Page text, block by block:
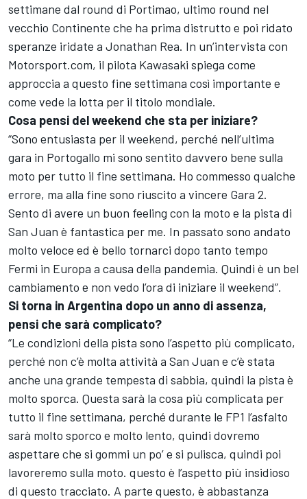
settimane dal round di Portimao, ultimo round nel
vecchio Continente che ha prima distrutto e poi ridato
speranze iridate a Jonathan Rea. In un’intervista con
Motorsport.com, il pilota Kawasaki spiega come
approccia a questo fine settimana così importante e
come vede la lotta per il titolo mondiale.
Cosa pensi del weekend che sta per iniziare?
“Sono entusiasta per il weekend, perché nell’ultima
gara in Portogallo mi sono sentito davvero bene sulla
moto per tutto il fine settimana. Ho commesso qualche
errore, ma alla fine sono riuscito a vincere Gara 2.
Sento di avere un buon feeling con la moto e la pista di
San Juan è fantastica per me. In passato sono andato
molto veloce ed è bello tornarci dopo tanto tempo
Fermi in Europa a causa della pandemia. Quindi è un bel
cambiamento e non vedo l’ora di iniziare il weekend”.
Si torna in Argentina dopo un anno di assenza,
pensi che sarà complicato?
“Le condizioni della pista sono l’aspetto più complicato,
perché non c’è molta attività a San Juan e c’è stata
anche una grande tempesta di sabbia, quindi la pista è
molto sporca. Questa sarà la cosa più complicata per
tutto il fine settimana, perché durante le FP1 l’asfalto
sarà molto sporco e molto lento, quindi dovremo
aspettare che si gommi un po’ e si pulisca, quindi poi
lavoreremo sulla moto. questo è l’aspetto più insidioso
di questo tracciato. A parte questo, è abbastanza